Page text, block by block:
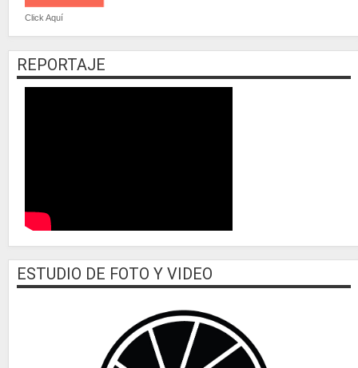
Click Aquí
REPORTAJE
ESTUDIO DE FOTO Y VIDEO